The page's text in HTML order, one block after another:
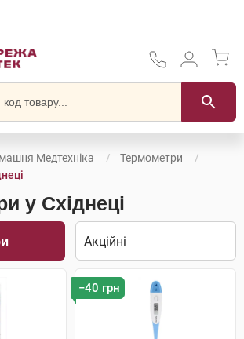
Медтехніка
Термометри
у Східнеці
−40 грн